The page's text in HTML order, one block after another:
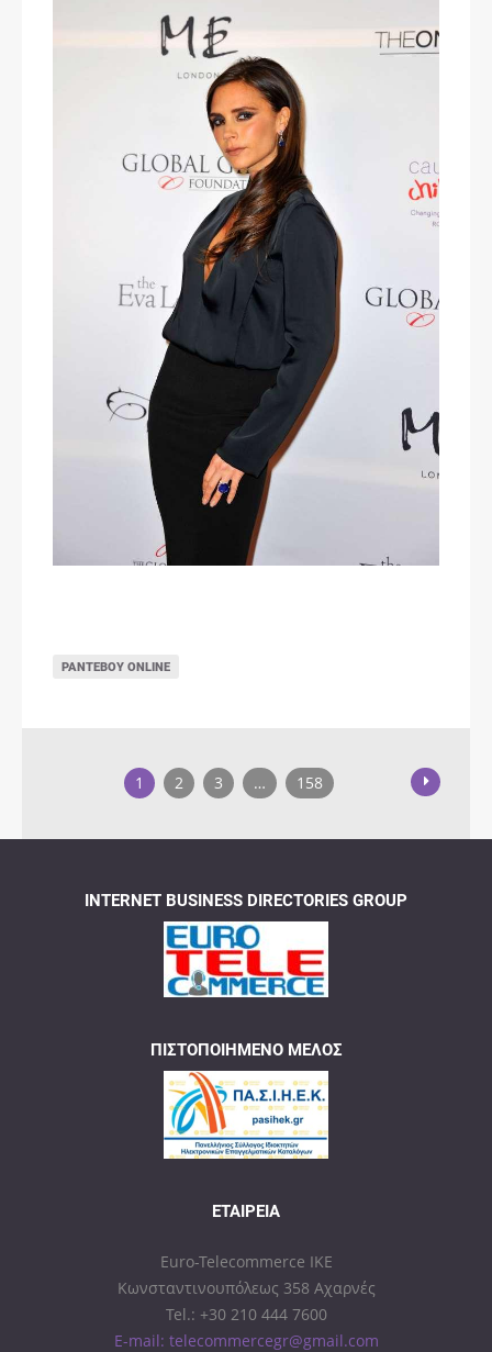
ΡΑΝΤΕΒΟΎ ONLINE
1 2 3 … 158
INTERNET BUSINESS DIRECTORIES GROUP
ΠΙΣΤΟΠΟΙΗΜΈΝΟ ΜΈΛΟΣ
ΕΤΑΙΡΕΊΑ
Euro-Telecommerce IKE
Κωνσταντινουπόλεως 358 Αχαρνές
Tel.: +30 210 444 7600
E-mail: telecommercegr@gmail.com